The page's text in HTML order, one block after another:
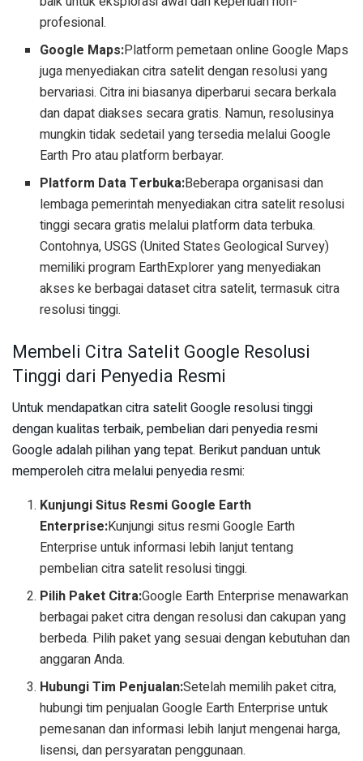
profesional.
Google Maps:Platform pemetaan online Google Maps
juga menyediakan citra satelit dengan resolusi yang
bervariasi. Citra ini biasanya diperbarui secara berkala
dan dapat diakses secara gratis. Namun, resolusinya
mungkin tidak sedetail yang tersedia melalui Google
Earth Pro atau platform berbayar.
Platform Data Terbuka:Beberapa organisasi dan
lembaga pemerintah menyediakan citra satelit resolusi
tinggi secara gratis melalui platform data terbuka.
Contohnya, USGS (United States Geological Survey)
memiliki program EarthExplorer yang menyediakan
akses ke berbagai dataset citra satelit, termasuk citra
resolusi tinggi.
Membeli Citra Satelit Google Resolusi
Tinggi dari Penyedia Resmi
Untuk mendapatkan citra satelit Google resolusi tinggi
dengan kualitas terbaik, pembelian dari penyedia resmi
Google adalah pilihan yang tepat. Berikut panduan untuk
memperoleh citra melalui penyedia resmi:
Kunjungi Situs Resmi Google Earth
Enterprise:Kunjungi situs resmi Google Earth
Enterprise untuk informasi lebih lanjut tentang
pembelian citra satelit resolusi tinggi.
Pilih Paket Citra:Google Earth Enterprise menawarkan
berbagai paket citra dengan resolusi dan cakupan yang
berbeda. Pilih paket yang sesuai dengan kebutuhan dan
anggaran Anda.
Hubungi Tim Penjualan:Setelah memilih paket citra,
hubungi tim penjualan Google Earth Enterprise untuk
pemesanan dan informasi lebih lanjut mengenai harga,
lisensi, dan persyaratan penggunaan.